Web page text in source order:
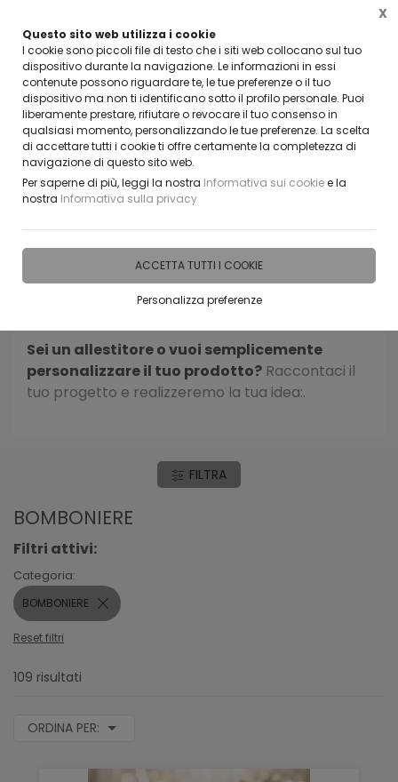
Questo sito web utilizza i cookie
I cookie sono piccoli file di testo che i siti web collocano sul tuo
dispositivo durante la navigazione. Le informazioni in essi
contenute possono riguardare te, le tue preferenze o il tuo
dispositivo ma non ti identificano sotto il profilo personale. Puoi
liberamente prestare, rifiutare o revocare il tuo consenso in
qualsiasi momento, personalizzando le tue preferenze. La scelta
di accettare tutti i cookie ti offre certamente la completezza di
navigazione di questo sito web.
Per saperne di più, leggi la nostra Informativa sui cookiee la
nostra Informativa sulla privacy
ACCETTA TUTTI I COOKIE
Personalizza preferenze
X
CLICCA E SCOPRI I COUPON ATTIVI ADESSO
Home IDEE E REGALI PERSONALIZZABILI
Personalizza il prodotto proprio come vuoi tu
scegliendo tra le opzioni disponibili - materiale,
colore e dimensioni - e definendo la scritta o il
disegno da realizzare.
Sei un allestitore o vuoi semplicemente
personalizzare il tuo prodotto? Raccontaci il
tuo progetto e realizzeremo la tua idea:.
FILTRA
BOMBONIERE
Filtri attivi:
Categoria:
BOMBONIERE
Reset filtri
109 risultati
ORDINA PER: